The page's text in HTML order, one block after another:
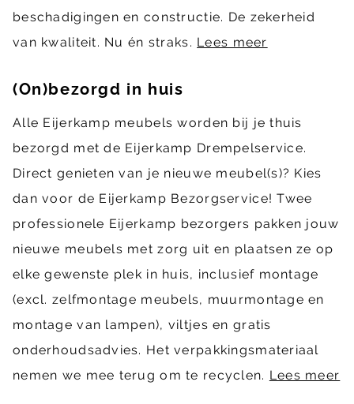
beschadigingen en constructie. De zekerheid
van kwaliteit. Nu én straks. Lees meer
(On)bezorgd in huis
Alle Eijerkamp meubels worden bij je thuis
bezorgd met de Eijerkamp Drempelservice.
Direct genieten van je nieuwe meubel(s)? Kies
dan voor de Eijerkamp Bezorgservice! Twee
professionele Eijerkamp bezorgers pakken jouw
nieuwe meubels met zorg uit en plaatsen ze op
elke gewenste plek in huis, inclusief montage
(excl. zelfmontage meubels, muurmontage en
montage van lampen), viltjes en gratis
onderhoudsadvies. Het verpakkingsmateriaal
nemen we mee terug om te recyclen. Lees meer